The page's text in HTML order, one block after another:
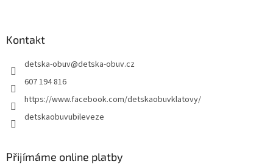
Kontakt
detska-obuv@detska-obuv.cz
607 194 816
https://www.facebook.com/detskaobuvklatovy/
detskaobuvubileveze
Přijímáme online platby